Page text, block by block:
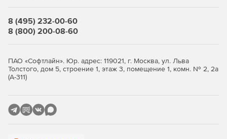
доступности
KDE Plasma, GNOME, MATE
Совместимость с современными поколениями
8 (495) 232-00-60
8 (800) 200-08-60
ПАО «Софтлайн». Юр. адрес: 119021, г. Москва, ул. Льва
Толстого, дом 5, строение 1, этаж 3, помещение 1, комн. № 2, 2а
(А-311)